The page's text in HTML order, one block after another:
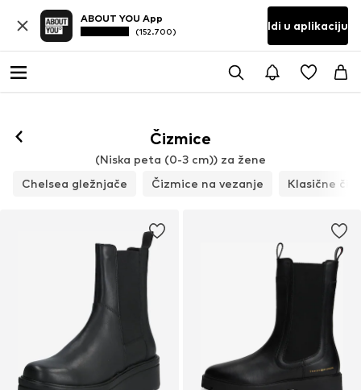
ABOUT YOU App
(152.700) Idi u aplikaciju
Čizmice
(Niska peta (0-3 cm)) za žene
Chelsea gležnjače
Čizmice na vezanje Klasične